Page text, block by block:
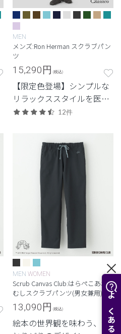
MEN
メンズ:Ron Herman スクラブパン
ツ
15,290円 (税込)
【限定色登場】シンプルな
リラックススタイルを医療
ウェアに落とし込んだロン
12件
MEN WOMEN
Scrub Canvas Club:はらぺこあお
むしスクラブパンツ(男女兼用)
13,090円 (税込)
絵本の世界観を味わう、色